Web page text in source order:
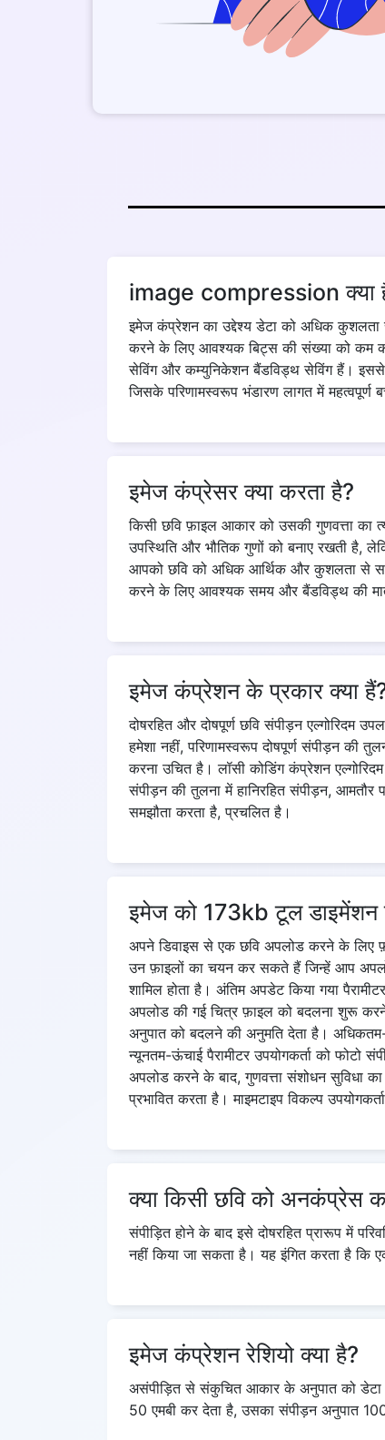
image compression क्या
इमेज कंप्रेशन का उद्देश्य डेटा को अधिक कुशलता
करने के लिए आवश्यक बिट्स की संख्या को कम
सेविंग और कम्युनिकेशन बैंडविड्थ सेविंग हैं। इससे
जिसके परिणामस्वरूप भंडारण लागत में महत्वपूर्ण
इमेज कंप्रेसर क्या करता है?
किसी छवि फ़ाइल आकार को उसकी गुणवत्ता का
उपस्थिति और भौतिक गुणों को बनाए रखती है,
आपको छवि को अधिक आर्थिक और कुशलता से
करने के लिए आवश्यक समय और बैंडविड्थ की
इमेज कंप्रेशन के प्रकार क्या
दोषरहित और दोषपूर्ण छवि संपीड़न एल्गोरिदम
हमेशा नहीं, परिणामस्वरूप दोषपूर्ण संपीड़न की
करना उचित है। लॉसी कोडिंग कंप्रेशन
संपीड़न की तुलना में हानिरहित संपीड़न, आमतौर
समझौता करता है, प्रचलित है।
इमेज को 173kb टूल
अपने डिवाइस से एक छवि अपलोड करने के लिए
उन फ़ाइलों का चयन कर सकते हैं जिन्हें आप
शामिल होता है। अंतिम अपडेट किया गया
अपलोड की गई चित्र फ़ाइल को बदलना शुरू
अनुपात को बदलने की अनुमति देता है।
न्यूनतम-ऊंचाई पैरामीटर उपयोगकर्ता को फोटो
अपलोड करने के बाद, गुणवत्ता संशोधन सुविधा
प्रभावित करता है। माइमटाइप विकल्प
क्या किसी छवि को अनकंप्रेस
संपीड़ित होने के बाद इसे दोषरहित प्रारूप में
नहीं किया जा सकता है। यह इंगित करता है कि
इमेज कंप्रेशन रेशियो क्या है?
असंपीड़ित से संकुचित आकार के अनुपात को डेटा
50 एमबी कर देता है, उसका संपीड़न अनुपात